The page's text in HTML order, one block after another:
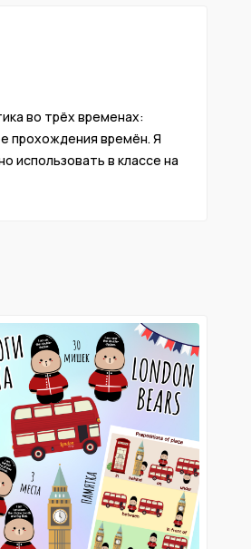
во трёх временах:
прохождения времён. Я
использовать в классе на